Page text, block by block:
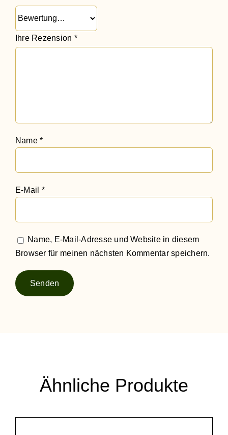
Ihre Rezension *
Name*
E-Mail *
Name, E-Mail-Adresse und Website in diesem
Browser für meinen nächsten Kommentar speichern.
Ähnliche Produkte